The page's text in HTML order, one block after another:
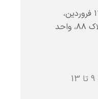
تهران، میدان انقلاب اسلامی، خیابان ۱۲ فروردین،
خیابان ژاندارمری، نرسیده به فخر رازی، پلاک ۸۸، واحد